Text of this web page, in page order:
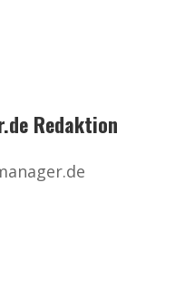
Redaktion